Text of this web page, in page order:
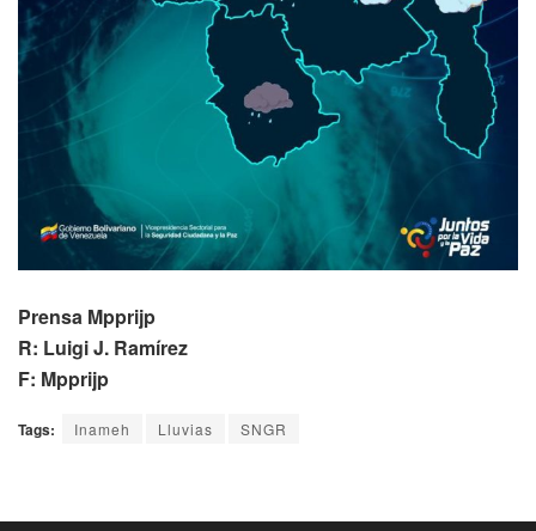
Prensa Mpprijp
R: Luigi J. Ramírez
F: Mpprijp
Tags: Inameh Lluvias SNGR